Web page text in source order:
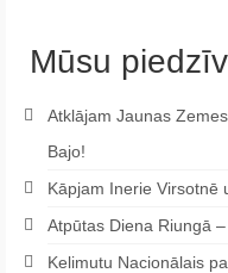
Mūsu
Atklājam Jaunas
Bajo!
Kāpjam Inerie Virsotnē
Atpūtas Diena Riungā
Kelimutu Nacionālais